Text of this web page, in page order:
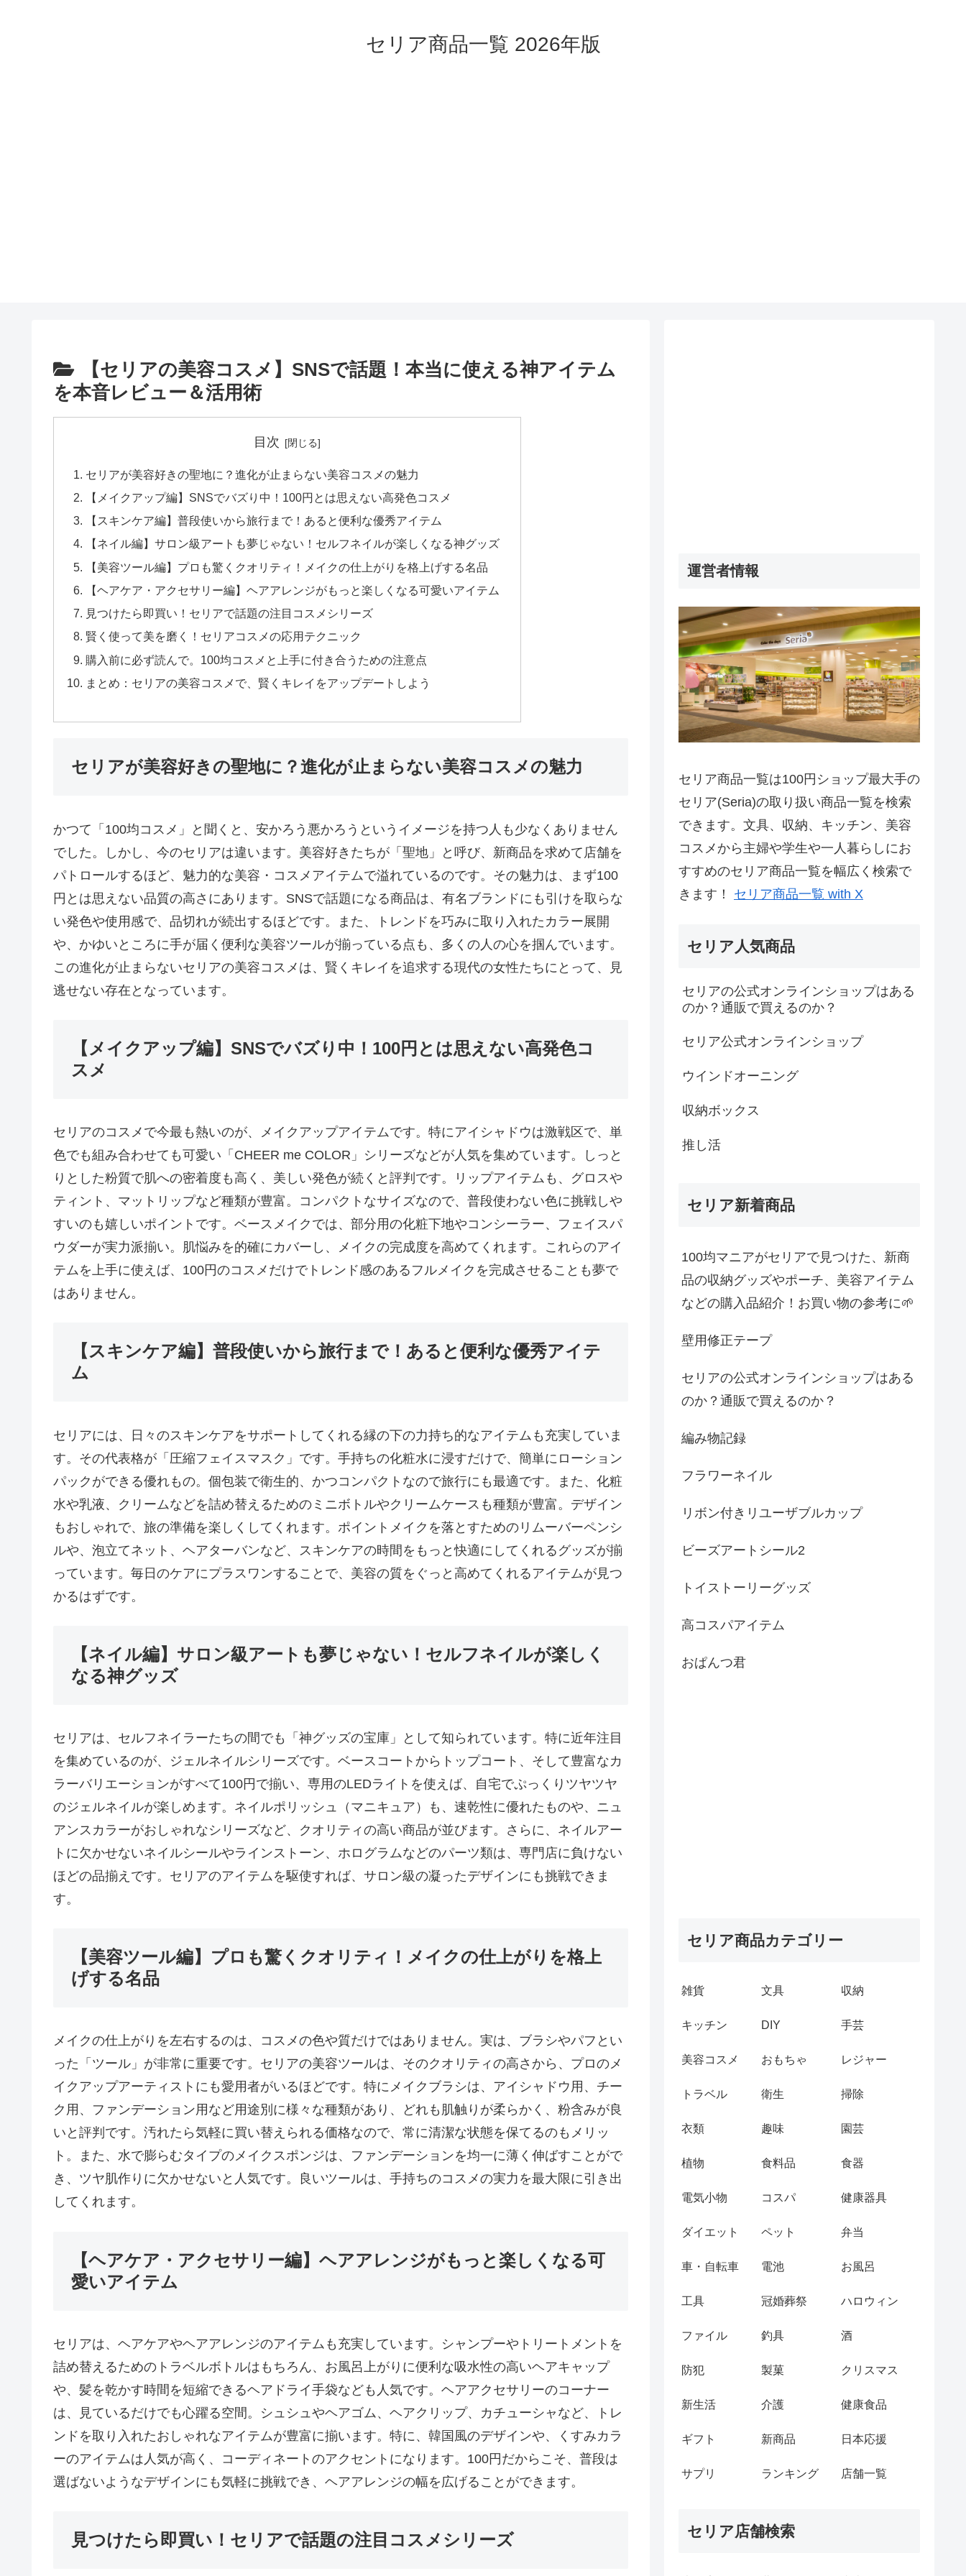
セリア商品一覧 2026年版
【セリアの美容コスメ】SNSで話題！本当に使える神アイテム
を本音レビュー＆活用術
目次
セリアが美容好きの聖地に？進化が止まらない美容コスメの魅力
【メイクアップ編】SNSでバズり中！100円とは思えない高発色コスメ
【スキンケア編】普段使いから旅行まで！あると便利な優秀アイテム
【ネイル編】サロン級アートも夢じゃない！セルフネイルが楽しくなる神グッズ
【美容ツール編】プロも驚くクオリティ！メイクの仕上がりを格上げする名品
【ヘアケア・アクセサリー編】ヘアアレンジがもっと楽しくなる可愛いアイテム
見つけたら即買い！セリアで話題の注目コスメシリーズ
賢く使って美を磨く！セリアコスメの応用テクニック
購入前に必ず読んで。100均コスメと上手に付き合うための注意点
まとめ：セリアの美容コスメで、賢くキレイをアップデートしよう
セリアが美容好きの聖地に？進化が止まらない美容コスメの魅力
かつて「100均コスメ」と聞くと、安かろう悪かろうというイメージを持つ人も少なくありません
でした。しかし、今のセリアは違います。美容好きたちが「聖地」と呼び、新商品を求めて店舗を
パトロールするほど、魅力的な美容・コスメアイテムで溢れているのです。その魅力は、まず100
円とは思えない品質の高さにあります。SNSで話題になる商品は、有名ブランドにも引けを取らな
い発色や使用感で、品切れが続出するほどです。また、トレンドを巧みに取り入れたカラー展開
や、かゆいところに手が届く便利な美容ツールが揃っている点も、多くの人の心を掴んでいます。
この進化が止まらないセリアの美容コスメは、賢くキレイを追求する現代の女性たちにとって、見
逃せない存在となっています。
【メイクアップ編】SNSでバズり中！100円とは思えない高発色コ
スメ
セリアのコスメで今最も熱いのが、メイクアップアイテムです。特にアイシャドウは激戦区で、単
色でも組み合わせても可愛い「CHEER me COLOR」シリーズなどが人気を集めています。しっと
りとした粉質で肌への密着度も高く、美しい発色が続くと評判です。リップアイテムも、グロスや
ティント、マットリップなど種類が豊富。コンパクトなサイズなので、普段使わない色に挑戦しや
すいのも嬉しいポイントです。ベースメイクでは、部分用の化粧下地やコンシーラー、フェイスパ
ウダーが実力派揃い。肌悩みを的確にカバーし、メイクの完成度を高めてくれます。これらのアイ
テムを上手に使えば、100円のコスメだけでトレンド感のあるフルメイクを完成させることも夢で
はありません。
【スキンケア編】普段使いから旅行まで！あると便利な優秀アイテ
ム
セリアには、日々のスキンケアをサポートしてくれる縁の下の力持ち的なアイテムも充実していま
す。その代表格が「圧縮フェイスマスク」です。手持ちの化粧水に浸すだけで、簡単にローション
パックができる優れもの。個包装で衛生的、かつコンパクトなので旅行にも最適です。また、化粧
水や乳液、クリームなどを詰め替えるためのミニボトルやクリームケースも種類が豊富。デザイン
もおしゃれで、旅の準備を楽しくしてくれます。ポイントメイクを落とすためのリムーバーペンシ
ルや、泡立てネット、ヘアターバンなど、スキンケアの時間をもっと快適にしてくれるグッズが揃
っています。毎日のケアにプラスワンすることで、美容の質をぐっと高めてくれるアイテムが見つ
かるはずです。
【ネイル編】サロン級アートも夢じゃない！セルフネイルが楽しく
なる神グッズ
セリアは、セルフネイラーたちの間でも「神グッズの宝庫」として知られています。特に近年注目
を集めているのが、ジェルネイルシリーズです。ベースコートからトップコート、そして豊富なカ
ラーバリエーションがすべて100円で揃い、専用のLEDライトを使えば、自宅でぷっくりツヤツヤ
のジェルネイルが楽しめます。ネイルポリッシュ（マニキュア）も、速乾性に優れたものや、ニュ
アンスカラーがおしゃれなシリーズなど、クオリティの高い商品が並びます。さらに、ネイルアー
トに欠かせないネイルシールやラインストーン、ホログラムなどのパーツ類は、専門店に負けない
ほどの品揃えです。セリアのアイテムを駆使すれば、サロン級の凝ったデザインにも挑戦できま
す。
【美容ツール編】プロも驚くクオリティ！メイクの仕上がりを格上
げする名品
メイクの仕上がりを左右するのは、コスメの色や質だけではありません。実は、ブラシやパフとい
った「ツール」が非常に重要です。セリアの美容ツールは、そのクオリティの高さから、プロのメ
イクアップアーティストにも愛用者がいるほどです。特にメイクブラシは、アイシャドウ用、チー
ク用、ファンデーション用など用途別に様々な種類があり、どれも肌触りが柔らかく、粉含みが良
いと評判です。汚れたら気軽に買い替えられる価格なので、常に清潔な状態を保てるのもメリッ
ト。また、水で膨らむタイプのメイクスポンジは、ファンデーションを均一に薄く伸ばすことがで
き、ツヤ肌作りに欠かせないと人気です。良いツールは、手持ちのコスメの実力を最大限に引き出
してくれます。
【ヘアケア・アクセサリー編】ヘアアレンジがもっと楽しくなる可
愛いアイテム
セリアは、ヘアケアやヘアアレンジのアイテムも充実しています。シャンプーやトリートメントを
詰め替えるためのトラベルボトルはもちろん、お風呂上がりに便利な吸水性の高いヘアキャップ
や、髪を乾かす時間を短縮できるヘアドライ手袋なども人気です。ヘアアクセサリーのコーナー
は、見ているだけでも心躍る空間。シュシュやヘアゴム、ヘアクリップ、カチューシャなど、トレ
ンドを取り入れたおしゃれなアイテムが豊富に揃います。特に、韓国風のデザインや、くすみカラ
ーのアイテムは人気が高く、コーディネートのアクセントになります。100円だからこそ、普段は
選ばないようなデザインにも気軽に挑戦でき、ヘアアレンジの幅を広げることができます。
見つけたら即買い！セリアで話題の注目コスメシリーズ
運営者情報
セリア商品一覧は100円ショップ最大手の
セリア(Seria)の取り扱い商品一覧を検索
できます。文具、収納、キッチン、美容
コスメから主婦や学生や一人暮らしにお
すすめのセリア商品一覧を幅広く検索で
きます！ セリア商品一覧 with X
セリア人気商品
セリアの公式オンラインショップはある
のか？通販で買えるのか？
セリア公式オンラインショップ
ウインドオーニング
収納ボックス
推し活
セリア新着商品
100均マニアがセリアで見つけた、新商
品の収納グッズやポーチ、美容アイテム
などの購入品紹介！お買い物の参考に🌱
壁用修正テープ
セリアの公式オンラインショップはある
のか？通販で買えるのか？
編み物記録
フラワーネイル
リボン付きリユーザブルカップ
ビーズアートシール2
トイストーリーグッズ
高コスパアイテム
おぱんつ君
セリア商品カテゴリー
雑貨 文具 収納
キッチン DIY 手芸
美容コスメ おもちゃ レジャー
トラベル 衛生 掃除
衣類 趣味 園芸
植物 食料品 食器
電気小物 コスパ 健康器具
ダイエット ペット 弁当
車・自転車 電池 お風呂
工具 冠婚葬祭 ハロウィン
ファイル 釣具 酒
防犯 製菓 クリスマス
新生活 介護 健康食品
ギフト 新商品 日本応援
サプリ ランキング 店舗一覧
セリア店舗検索